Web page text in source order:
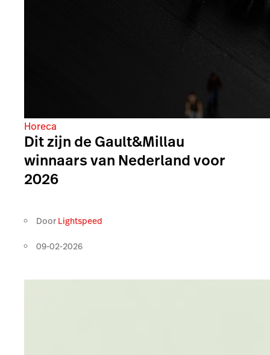
Horeca
Dit zijn de Gault&Millau
winnaars van Nederland voor
2026
Door Lightspeed
09-02-2026